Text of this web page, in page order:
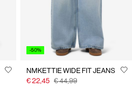
-50%
NMKETTIE WIDE FIT JEANS
€ 22,45 € 44,99